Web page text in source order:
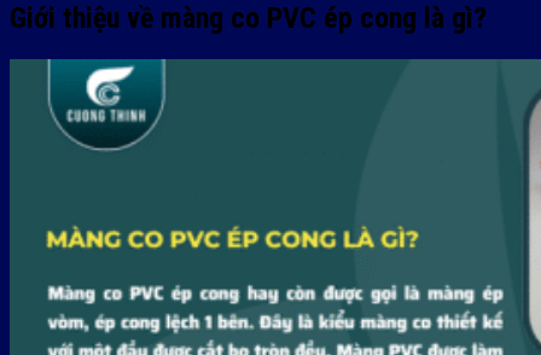
Giới thiệu về màng co PVC ép cong là gì?